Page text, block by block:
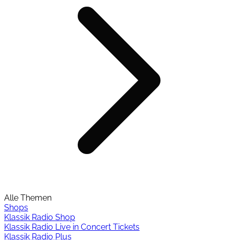
Alle Themen
Shops
Klassik Radio Shop
Klassik Radio Live in Concert Tickets
Klassik Radio Plus